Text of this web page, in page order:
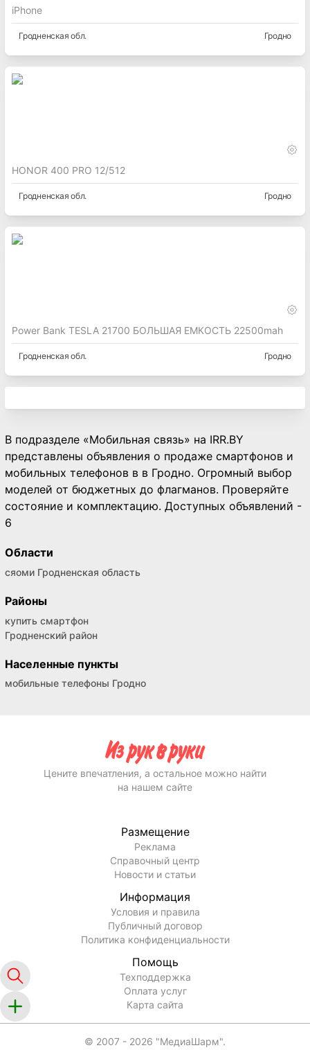
iPhone
Гродненская обл. Гродно
HONOR 400 PRO 12/512
Гродненская обл. Гродно
Power Bank TESLA 21700 БОЛЬШАЯ ЕМКОСТЬ 22500mah
Гродненская обл. Гродно
В подразделе «Мобильная связь» на IRR.BY
представлены объявления о продаже смартфонов и
мобильных телефонов в в Гродно. Огромный выбор
моделей от бюджетных до флагманов. Проверяйте
состояние и комплектацию. Доступных объявлений -
6
Области
сяоми Гродненская область
Районы
купить смартфон
Гродненский район
Населенные пункты
мобильные телефоны Гродно
Цените впечатления, а остальное можно найти
на нашем сайте
Размещение
Реклама
Справочный центр
Новости и статьи
Информация
Условия и правила
Публичный договор
Политика конфиденциальности
Помощь
Техподдержка
Оплата услуг
Карта сайта
© 2007 - 2026 "МедиаШарм".